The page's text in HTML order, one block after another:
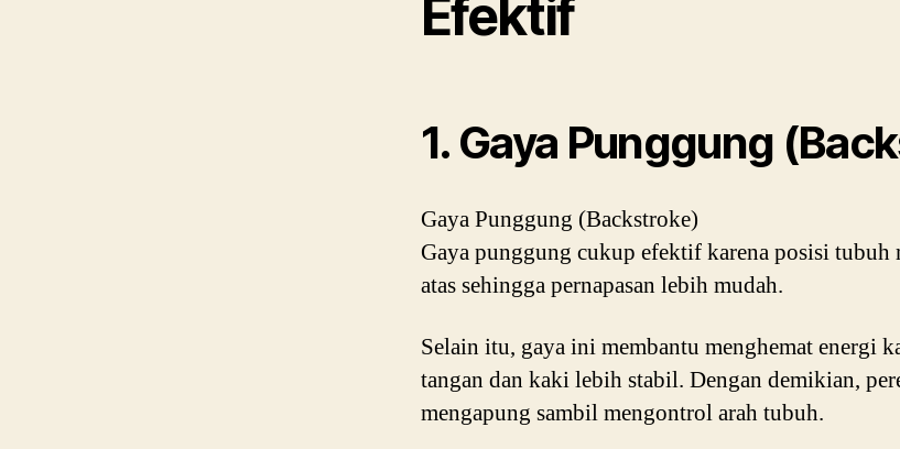
Efektif
1. Gaya Punggung
Gaya Punggung (Backstroke)
Gaya punggung cukup efektif karena posisi tubuh
atas sehingga pernapasan lebih mudah.
Selain itu, gaya ini membantu menghemat energi
tangan dan kaki lebih stabil. Dengan demikian,
mengapung sambil mengontrol arah tubuh.